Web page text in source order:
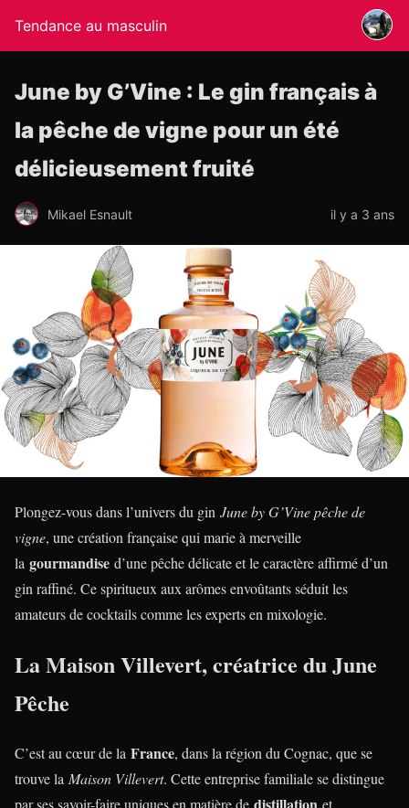
Tendance au masculin
June by G’Vine : Le gin français à
la pêche de vigne pour un été
délicieusement fruité
Mikael Esnault il y a 3 ans
Plongez-vous dans l’univers du gin June by G’Vine pêche de
vigne, une création française qui marie à merveille
la gourmandise d’une pêche délicate et le caractère affirmé d’un
gin raffiné. Ce spiritueux aux arômes envoûtants séduit les
amateurs de cocktails comme les experts en mixologie.
La Maison Villevert, créatrice du June
Pêche
C’est au cœur de la France, dans la région du Cognac, que se
trouve la Maison Villevert. Cette entreprise familiale se distingue
par ses savoir-faire uniques en matière de distillation et